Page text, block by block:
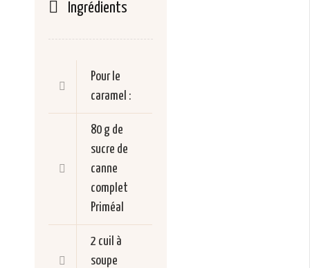
Ingrédients
Pour le
caramel :
80 g de
sucre de
canne
complet
Priméal
2 cuil à
soupe